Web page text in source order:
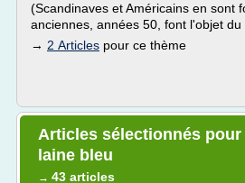
(Scandinaves et Américains en sont
anciennes, années 50, font l'objet du
→ 2 Articles pour ce thème
Articles sélectionnés
laine bleu
→ 43 articles